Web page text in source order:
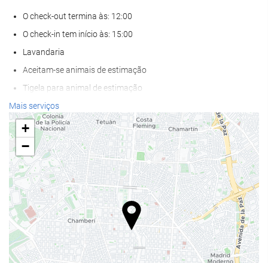
O check-out termina às: 12:00
O check-in tem início às: 15:00
Lavandaria
Aceitam-se animais de estimação
Tigela para animal de estimação
Ar condicionado
Aquecimento Central
Elevador
Acesso def. motores
Salas para não-fumadores
Proibido fumar em todas as áreas
Zona de fumadores
Quartos insonorizados
Mais serviços
+
−